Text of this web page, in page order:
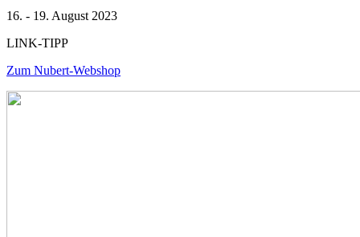
16. - 19. August 2023
LINK-TIPP
Zum Nubert-Webshop